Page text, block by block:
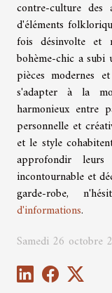
contre-culture
d'éléments
fois désinvolte et
bohème-chic a subi
pièces modernes
s'adapter à la
harmonieux entre
personnelle et
et le style
approfondir leurs
incontournable et
garde-robe,
d'informations.
Samedi 26 octobre